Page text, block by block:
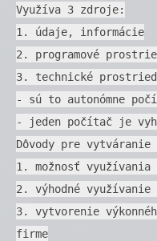
Využíva 3 zdroje:
1. údaje, informácie
2. programové
3. technické
- sú to autonómne
- jeden počítač je
Dôvody pre
1. možnosť
2. výhodné
3. vytvorenie
firme